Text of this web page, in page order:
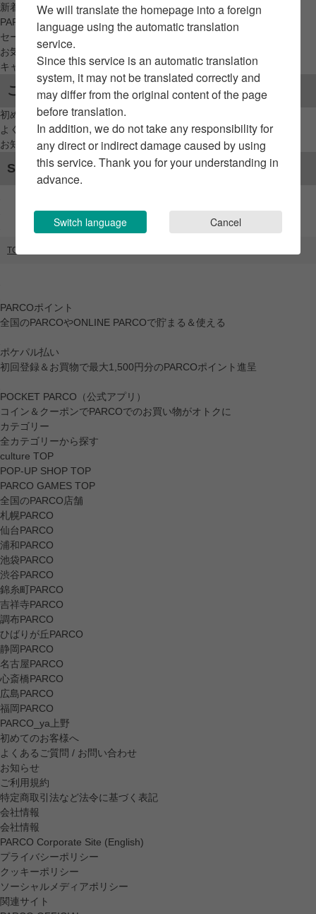
新着アイテムから探す
PARCO限定アイテムから探す
セールアイテムから探す
お気に入りから探す
キャンペーン/クーポン対象から探す
ご利用案内
初めてのお客様へ
よくあるご質問 / お問い合わせ
お知らせ
SNSアカウント
TOP
PARCOポイント
全国のPARCOやONLINE PARCOで貯まる＆使える
ポケパル払い
初回登録＆お買物で最大1,500円分のPARCOポイント進呈
POCKET PARCO（公式アプリ）
コイン＆クーポンでPARCOでのお買い物がオトクに
カテゴリー
全カテゴリーから探す
culture TOP
POP-UP SHOP TOP
PARCO GAMES TOP
全国のPARCO店舗
札幌PARCO
仙台PARCO
浦和PARCO
池袋PARCO
渋谷PARCO
錦糸町PARCO
吉祥寺PARCO
調布PARCO
ひばりが丘PARCO
静岡PARCO
名古屋PARCO
心斎橋PARCO
広島PARCO
福岡PARCO
PARCO_ya上野
初めてのお客様へ
よくあるご質問 / お問い合わせ
お知らせ
ご利用規約
特定商取引法など法令に基づく表記
会社情報
会社情報
PARCO Corporate Site (English)
プライバシーポリシー
クッキーポリシー
ソーシャルメディアポリシー
関連サイト
We will translate the homepage into a foreign
language using the automatic translation
service.
Since this service is an automatic translation
system, it may not be translated correctly and
may differ from the original content of the page
before translation.
In addition, we do not take any responsibility for
any direct or indirect damage caused by using
this service. Thank you for your understanding in
advance.
Switch language Cancel